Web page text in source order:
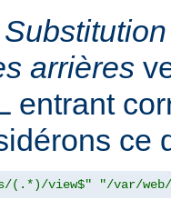
Substitution
arrières
entrant
ce
(.*)/view$" "/var/